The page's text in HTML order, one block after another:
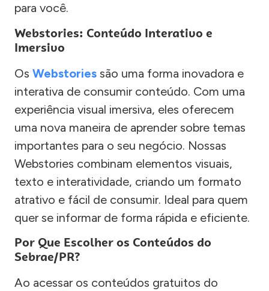
para você.
Webstories: Conteúdo Interativo e
Imersivo
Os Webstories são uma forma inovadora e
interativa de consumir conteúdo. Com uma
experiência visual imersiva, eles oferecem
uma nova maneira de aprender sobre temas
importantes para o seu negócio. Nossas
Webstories combinam elementos visuais,
texto e interatividade, criando um formato
atrativo e fácil de consumir. Ideal para quem
quer se informar de forma rápida e eficiente.
Por Que Escolher os Conteúdos do
Sebrae/PR?
Ao acessar os conteúdos gratuitos do